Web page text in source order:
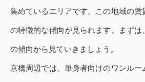
集めているエリアです。この地域の
の特徴的な傾向が見られます。まずは
の傾向から見ていきましょう。
京橋周辺では、単身者向けのワンルー